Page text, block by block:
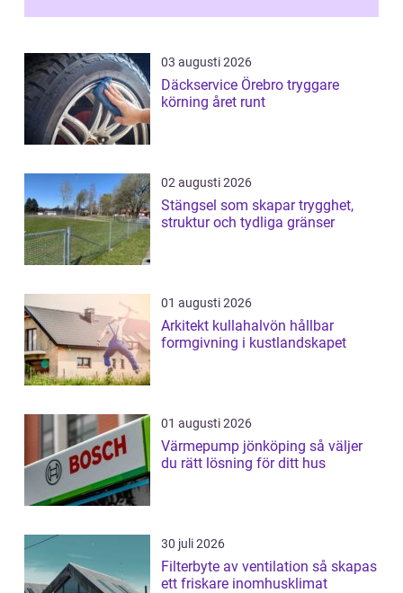
03 augusti 2026
Däckservice Örebro tryggare
körning året runt
02 augusti 2026
Stängsel som skapar trygghet,
struktur och tydliga gränser
01 augusti 2026
Arkitekt kullahalvön hållbar
formgivning i kustlandskapet
01 augusti 2026
Värmepump jönköping så väljer
du rätt lösning för ditt hus
30 juli 2026
Filterbyte av ventilation så skapas
ett friskare inomhusklimat